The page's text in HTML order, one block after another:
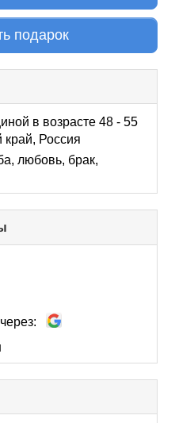
подарок
в возрасте 48 - 55
край, Россия
любовь, брак,
to